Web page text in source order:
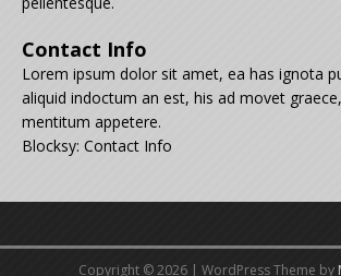
Contact Info
Lorem ipsum dolor sit amet, ea has ignota
aliquid indoctum an est, his ad movet
mentitum appetere.
Blocksy: Contact Info
Copyright © 2026 | WordPress Theme by